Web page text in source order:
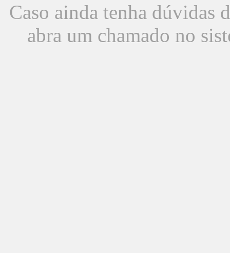
Caso ainda tenha dúvidas
abra um chamado no